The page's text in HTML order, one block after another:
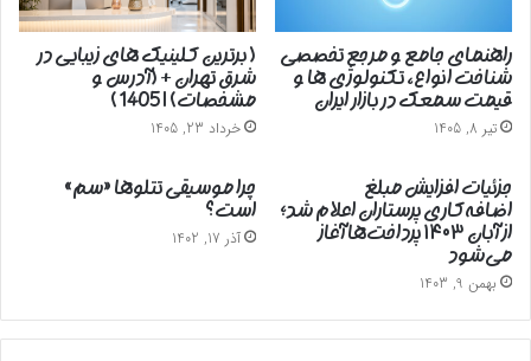
راهنمای جامع و مرجع تخصصی
شناخت انواع، تکنولوژی ها و
قیمت سمعک در بازار ایران
تیر 8, 1405
( برترین کلینیک های زیبایی در
شرق تهران + (آدرس و
مشخصات) | 1405 )
خرداد 23, 1405
جزئیات افزایش مبلغ
اضافه‌کاری پرستاران اعلام شد؛
از آبان ۱۴۰۳ پرداخت‌ها آغاز
می‌شود
بهمن 9, 1403
چرا موسیقی تتلوها «سم»
است؟
آذر 17, 1402